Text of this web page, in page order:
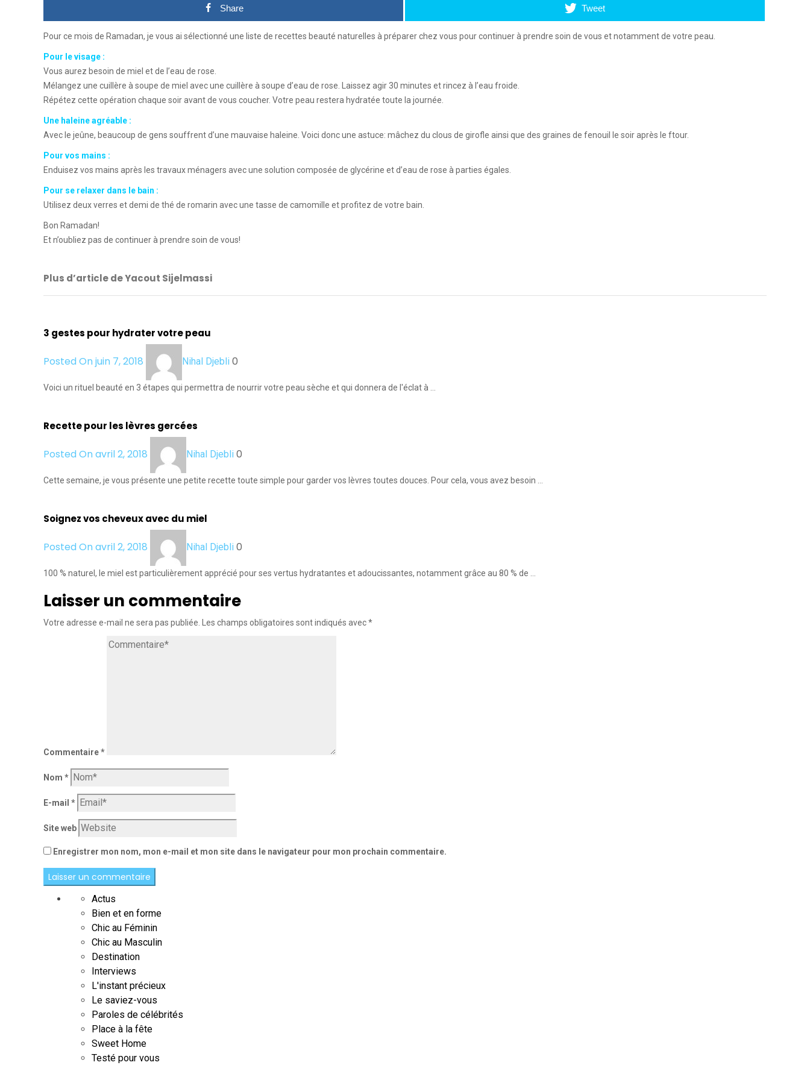
Share Tweet
Pour ce mois de Ramadan, je vous ai sélectionné une liste de recettes beauté naturelles à préparer chez vous pour continuer à prendre soin de vous et notamment de votre peau.
Pour le visage :
Vous aurez besoin de miel et de l’eau de rose.
Mélangez une cuillère à soupe de miel avec une cuillère à soupe d’eau de rose. Laissez agir 30 minutes et rincez à l’eau froide.
Répétez cette opération chaque soir avant de vous coucher. Votre peau restera hydratée toute la journée.
Une haleine agréable :
Avec le jeûne, beaucoup de gens souffrent d’une mauvaise haleine. Voici donc une astuce: mâchez du clous de girofle ainsi que des graines de fenouil le soir après le ftour.
Pour vos mains :
Enduisez vos mains après les travaux ménagers avec une solution composée de glycérine et d’eau de rose à parties égales.
Pour se relaxer dans le bain :
Utilisez deux verres et demi de thé de romarin avec une tasse de camomille et profitez de votre bain.
Bon Ramadan!
Et n’oubliez pas de continuer à prendre soin de vous!
Plus d’article de Yacout Sijelmassi
3 gestes pour hydrater votre peau
Posted On juin 7, 2018 Nihal Djebli 0
Voici un rituel beauté en 3 étapes qui permettra de nourrir votre peau sèche et qui donnera de l'éclat à …
Recette pour les lèvres gercées
Posted On avril 2, 2018 Nihal Djebli 0
Cette semaine, je vous présente une petite recette toute simple pour garder vos lèvres toutes douces. Pour cela, vous avez besoin …
Soignez vos cheveux avec du miel
Posted On avril 2, 2018 Nihal Djebli 0
100 % naturel, le miel est particulièrement apprécié pour ses vertus hydratantes et adoucissantes, notamment grâce au 80 % de …
Laisser un commentaire
Votre adresse e-mail ne sera pas publiée. Les champs obligatoires sont indiqués avec*
Commentaire*
Nom *
E-mail *
Site web
Enregistrer mon nom, mon e-mail et mon site dans le navigateur pour mon prochain commentaire.
Actus
Bien et en forme
Chic au Féminin
Chic au Masculin
Destination
Interviews
L'instant précieux
Le saviez-vous
Paroles de célébrités
Place à la fête
Sweet Home
Testé pour vous